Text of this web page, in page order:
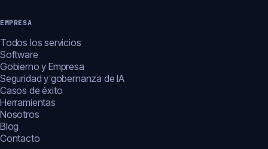
EMPRESA
Todos los servicios
Software
Gobierno y Empresa
Seguridad y gobernanza de IA
Casos de éxito
Herramientas
Nosotros
Blog
Contacto